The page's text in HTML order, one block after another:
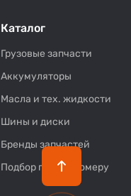
Каталог
Грузовые запчасти
Аккумуляторы
Масла и тех. жидкости
Шины и диски
Бренды запчастей
Подбор по VIN-номеру